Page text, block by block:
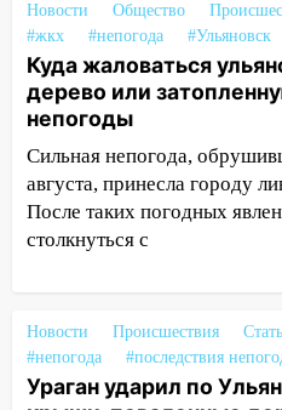
14:16 Шторм
на улице Любови
светофор
14:14 Студента из
мошенники под
14:12 Куда
упавшее дерево или
после непогоды
ветром сорвало
строящегося дома
13:54 В мэрии
Новости Общество
#жкх
#непогода #Ульяновск
Куда жаловаться
дерево или
непогоды
Сильная непогода,
августа, принесла городу
После таких погодных
столкнуться с
Новости Происшествия
#непогода
#последствия
Ураган ударил по